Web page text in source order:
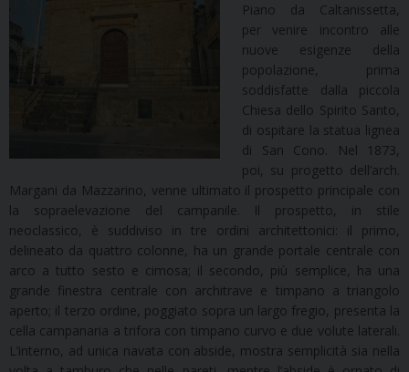
Piano da Caltanissetta,
per venire incontro alle
nuove esigenze della
popolazione, prima
soddisfatte dalla piccola
Chiesa dello Spirito Santo,
di ospitare la statua lignea
di San Cono. Nel 1873,
poi, su progetto dell’arch.
Margani da Mazzarino, venne ultimato il prospetto principale con
la sopraelevazione del campanile. Il prospetto, in stile
neoclassico, è suddiviso in tre ordini architettonici: il primo,
delineato da quattro colonne, ha un grande portale centrale con
arco a tutto sesto e cimosa; il secondo, più semplice, ha una
grande finestra centrale con architrave e timpano a triangolo
aperto; il terzo ordine, poggiato sopra un largo fregio, presenta la
cella campanaria a trifora con timpano curvo e due volute laterali.
L’interno, ad unica navata con abside, mostra semplicità sia nella